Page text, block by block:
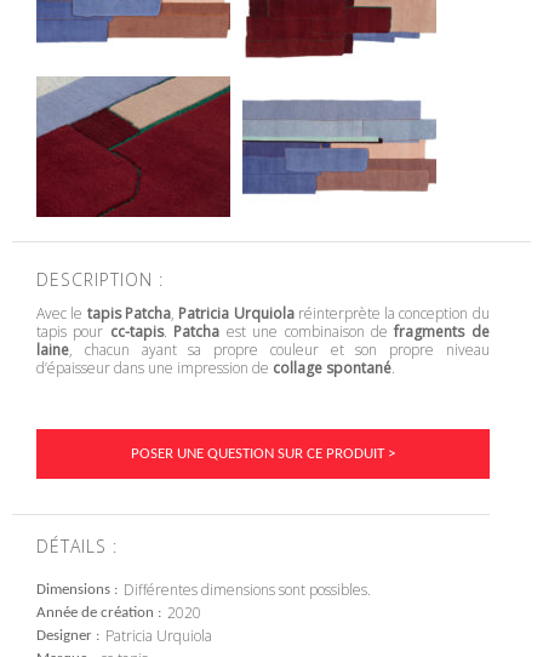
DESCRIPTION :
Avec le tapis Patcha, Patricia Urquiolaréinterprète la conception du
tapis pour cc-tapis. Patcha est une combinaison defragments de
laine, chacun ayant sa propre couleur et son propre niveau
d’épaisseur dans une impression de collage spontané.
POSER UNE QUESTION SUR CE PRODUIT >
DÉTAILS :
Dimensions Différentes dimensions sont possibles.
Année de création 2020
Designer Patricia Urquiola